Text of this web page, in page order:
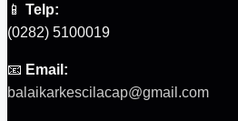
📱 Telp:
(0282) 5100019
📧 Email:
balaikarkescilacap@gmail.com